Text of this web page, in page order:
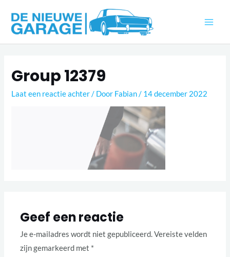
naar
Group 12379
Laat een reactie achter / Door Fabian/ 14 december 2022
Geef een reactie
Je e-mailadres wordt niet gepubliceerd.Vereiste velden
zijn gemarkeerd met *